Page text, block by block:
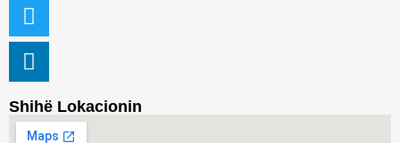
Shihë Lokacionin